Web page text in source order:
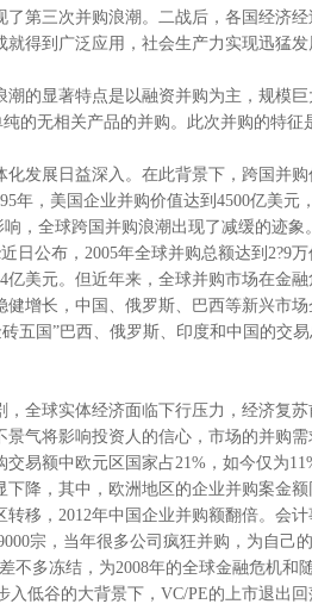
三次并购浪潮。二战后，各国经济
得到广泛应用，社会生产力实现迅猛
显著特点是以融资并购为主，规模
的无相关产品的并购。此次并购的特
展日益深入。在此背景下，跨国并
年，美国企业并购价值达到4500亿美
，全球跨国并购浪潮出现了减缓的迹象。
布，2005年全球并购总额达到2?9
美元。但近年来，全球并购市场在
增长，中国、俄罗斯、巴西等新兴市
五国”巴西、俄罗斯、印度和中国的
球实体经济面临下行压力，经济复
气将影响投资人的信心，市场的并购
易额中欧元区国家占21%，如今仅为
，其中，欧洲地区的企业并购案金
，2012年中国企业并购额翻倍。会
宗，当年很多公司疯狂并购，为自
多冻结，为2008年的全球金融危机和
谷的大背景下，VC/PE的上市退出